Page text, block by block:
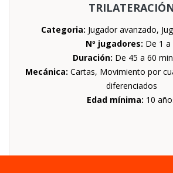
Categoria: Jugador avanzado,
Nº jugadores: De 1 a
Duración: De 45 a 60
Mecánica: Cartas, Movimiento por
diferenciados
Edad mínima: 10